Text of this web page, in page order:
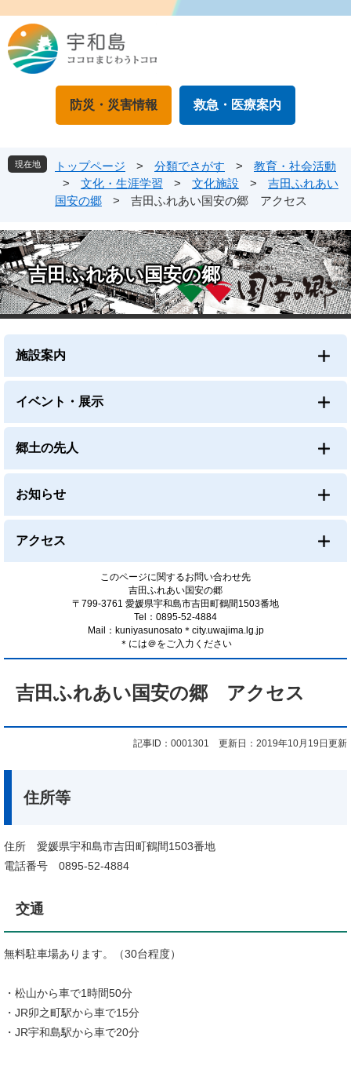
ジ
の
ュ
ー
本
文
防災・災害情報 救急・医療案内
現在地 トップページ > 分類でさがす >
教育・社会活動
>
文化・生涯学習 > 文化施設 >
吉田ふれあい
国安の郷
> 吉田ふれあい国安の郷 アクセス
吉田ふれあい国安の郷
吉田ふれあい国安の郷 アクセス
記事ID：0001301 更新日：2019年10月19日更新
住所等
住所 愛媛県宇和島市吉田町鶴間1503番地
電話番号 0895-52-4884
交通
無料駐車場あります。（30台程度）
・松山から車で1時間50分
・JR卯之町駅から車で15分
・JR宇和島駅から車で20分
施設案内
イベント・展示
郷土の先人
お知らせ
アクセス
このページに関するお問い合わせ先
吉田ふれあい国安の郷
〒799-3761 愛媛県宇和島市吉田町鶴間1503番地
Tel：0895-52-4884
Mail：kuniyasunosato＊city.uwajima.lg.jp
＊には＠をご入力ください